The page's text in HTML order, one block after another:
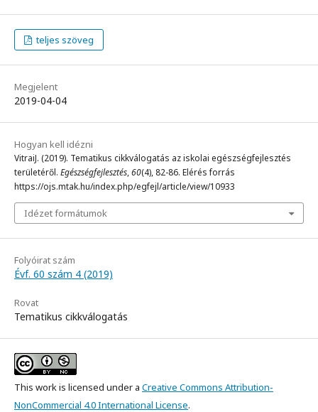
teljes szöveg
Megjelent
2019-04-04
Hogyan kell idézni
VitraiJ. (2019). Tematikus cikkválogatás az iskolai egészségfejlesztés
területéről. Egészségfejlesztés,60(4), 82-86. Elérés forrás
https://ojs.mtak.hu/index.php/egfejl/article/view/10933
Idézet formátumok
Folyóirat szám
Évf. 60 szám 4 (2019)
Rovat
Tematikus cikkválogatás
This work is licensed under a Creative Commons Attribution-
NonCommercial 4.0 International License.